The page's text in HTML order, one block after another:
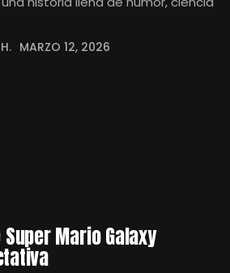
MARZO 12, 2026
Mario Galaxy